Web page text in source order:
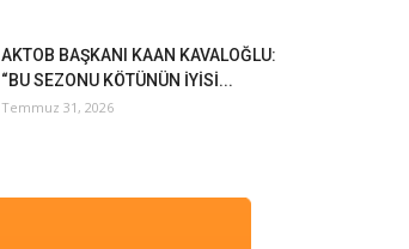
AKTOB BAŞKANI KAAN KAVALOĞLU:
“BU SEZONU KÖTÜNÜN İYİSİ...
Temmuz 31, 2026